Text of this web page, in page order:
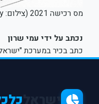
מס רכישה 2021 (צילום: pixbay)
נכתב על ידי עמי שרון
כתב בכיר במערכת